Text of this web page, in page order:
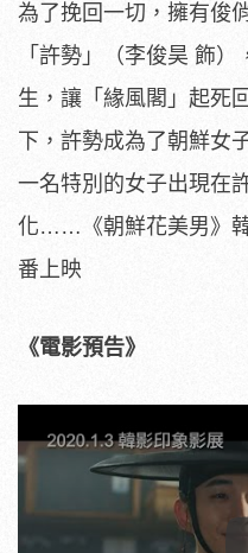
為了挽回一切， 擁有俊
「許勢」（李俊昊 飾
生，讓「緣風閣」起死
下，許勢成為了朝鮮女
一名特別的女子出現在
化……《朝鮮花美男》
番上映
《電影預告》